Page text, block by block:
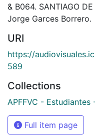
& B064. SANTIAGO
Jorge Garces Borrero.
URI
https://
589
Collections
APFFVC - Estudiantes
Full item page